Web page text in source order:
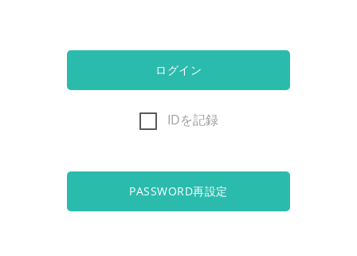
ログイン
IDを記録
PASSWORD再設定